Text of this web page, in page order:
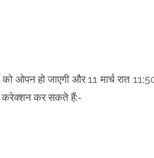
ओपन हो जाएगी और 11 मार्च रात
करेक्शन कर सकते हैं:-